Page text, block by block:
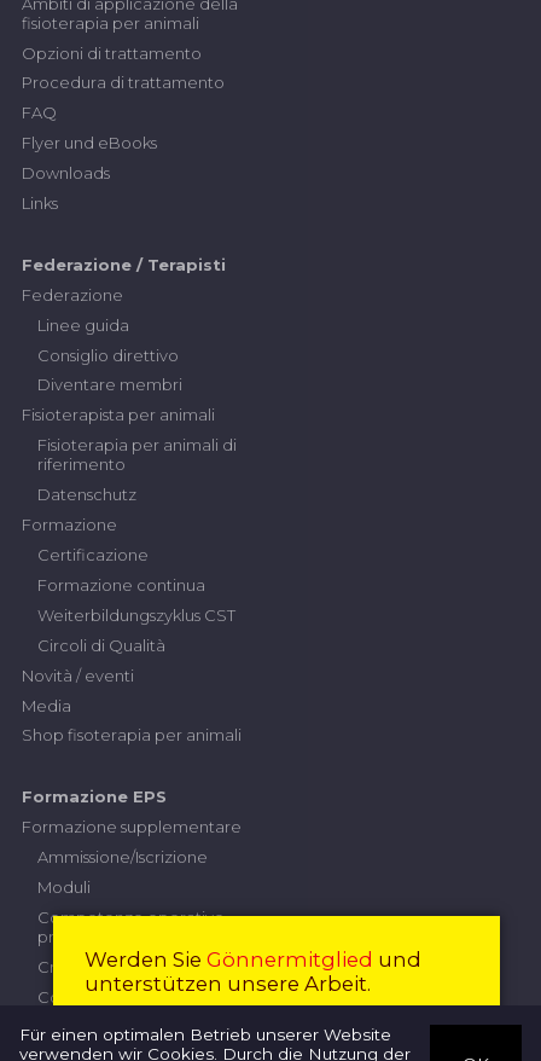
fisioterapia per animali
Opzioni di trattamento
Procedura di trattamento
FAQ
Flyer und eBooks
Downloads
Links
Federazione / Terapisti
Federazione
Linee guida
Consiglio direttivo
Diventare membri
Fisioterapista per animali
Fisioterapia per animali di
riferimento
Datenschutz
Formazione
Certificazione
Formazione continua
Weiterbildungszyklus CST
Circoli di Qualità
Novità / eventi
Media
Shop fisoterapia per animali
Formazione EPS
Formazione supplementare
Ammissione/Iscrizione
Moduli
Competenze operative
professionali
Criteri di prestazione
Contributi
Esame professionale superiore
Commissione d'esame
Werden Sie Gönnermitglied und
unterstützen unsere Arbeit.
Diventare membro Chiudi
Für einen optimalen Betrieb unserer Website
verwenden wir Cookies. Durch die Nutzung der